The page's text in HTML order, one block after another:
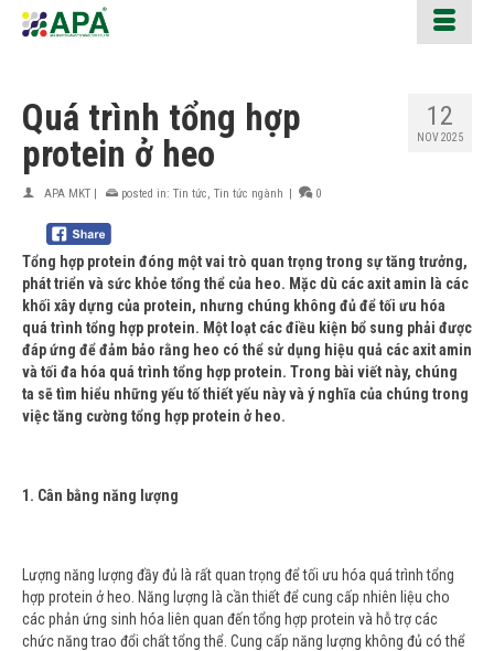
12
NOV 2025
Quá trình tổng hợp
protein ở heo
APA MKT | posted in: Tin tức, Tin tức ngành | 0
Tổng hợp protein đóng một vai trò quan trọng trong sự tăng trưởng,
phát triển và sức khỏe tổng thể của heo. Mặc dù các axit amin là các
khối xây dựng của protein, nhưng chúng không đủ để tối ưu hóa
quá trình tổng hợp protein. Một loạt các điều kiện bổ sung phải được
đáp ứng để đảm bảo rằng heo có thể sử dụng hiệu quả các axit amin
và tối đa hóa quá trình tổng hợp protein. Trong bài viết này, chúng
ta sẽ tìm hiểu những yếu tố thiết yếu này và ý nghĩa của chúng trong
việc tăng cường tổng hợp protein ở heo.
1. Cân bằng năng lượng
Lượng năng lượng đầy đủ là rất quan trọng để tối ưu hóa quá trình tổng
hợp protein ở heo. Năng lượng là cần thiết để cung cấp nhiên liệu cho
các phản ứng sinh hóa liên quan đến tổng hợp protein và hỗ trợ các
chức năng trao đổi chất tổng thể. Cung cấp năng lượng không đủ có thể